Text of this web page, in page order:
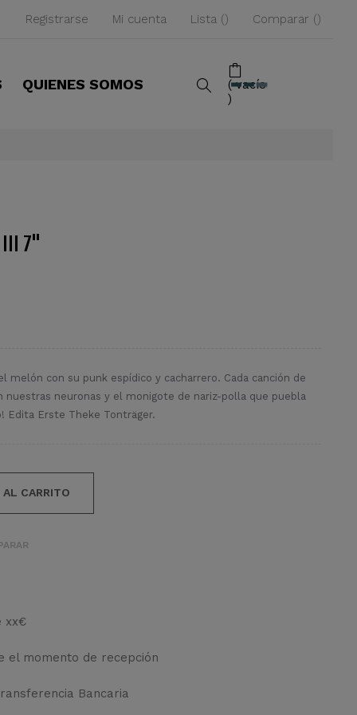
Registrarse Mi cuenta Lista Comparar
QUIENES SOMOS vacío
III 7"
melón con su punk espídico y cacharrero. Cada canción de
neuronas y el monigote de nariz-polla que puebla
Edita Erste Theke Tonträger.
AL CARRITO
xx€
el momento de recepción
Bancaria